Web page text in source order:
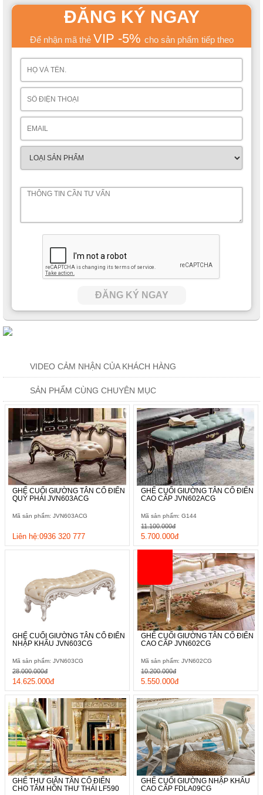
ĐĂNG KÝ NGAY
Để nhận mã thẻ VIP -5% cho sản phẩm tiếp theo
ĐĂNG KÝ NGAY
VIDEO CẢM NHẬN CỦA KHÁCH HÀNG
SẢN PHẨM CÙNG CHUYÊN MỤC
GHẾ CUỐI GIƯỜNG TÂN CỔ ĐIỂN
QUÝ PHÁI JVN603ACG
Mã sản phẩm: JVN603ACG
Liên hệ:0936 320 777
GHẾ CUỐI GIƯỜNG TÂN CỔ ĐIỂN
CAO CẤP JVN602ACG
Mã sản phẩm: G144
5.700.000đ
11.100.000đ
GHẾ CUỐI GIƯỜNG TÂN CỔ ĐIỂN
NHẬP KHẨU JVN603CG
Mã sản phẩm: JVN603CG
14.625.000đ
28.000.000đ
GHẾ CUỐI GIƯỜNG TÂN CỔ ĐIỂN
CAO CẤP JVN602CG
Mã sản phẩm: JVN602CG
5.550.000đ
10.200.000đ
GHẾ THƯ GIÃN TÂN CỔ ĐIỂN
CHO TÂM HỒN THƯ THÁI LF590
GHẾ CUỐI GIƯỜNG NHẬP KHẨU
CAO CẤP FDLA09CG